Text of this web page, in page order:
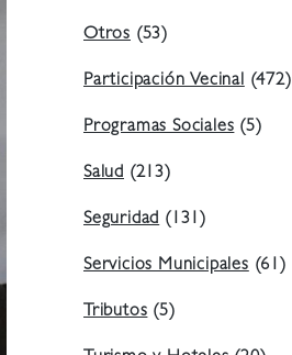
Otros (53)
Participación Vecinal(472)
Programas Sociales(5)
Salud (213)
Seguridad(131)
Servicios Municipales(61)
Tributos(5)